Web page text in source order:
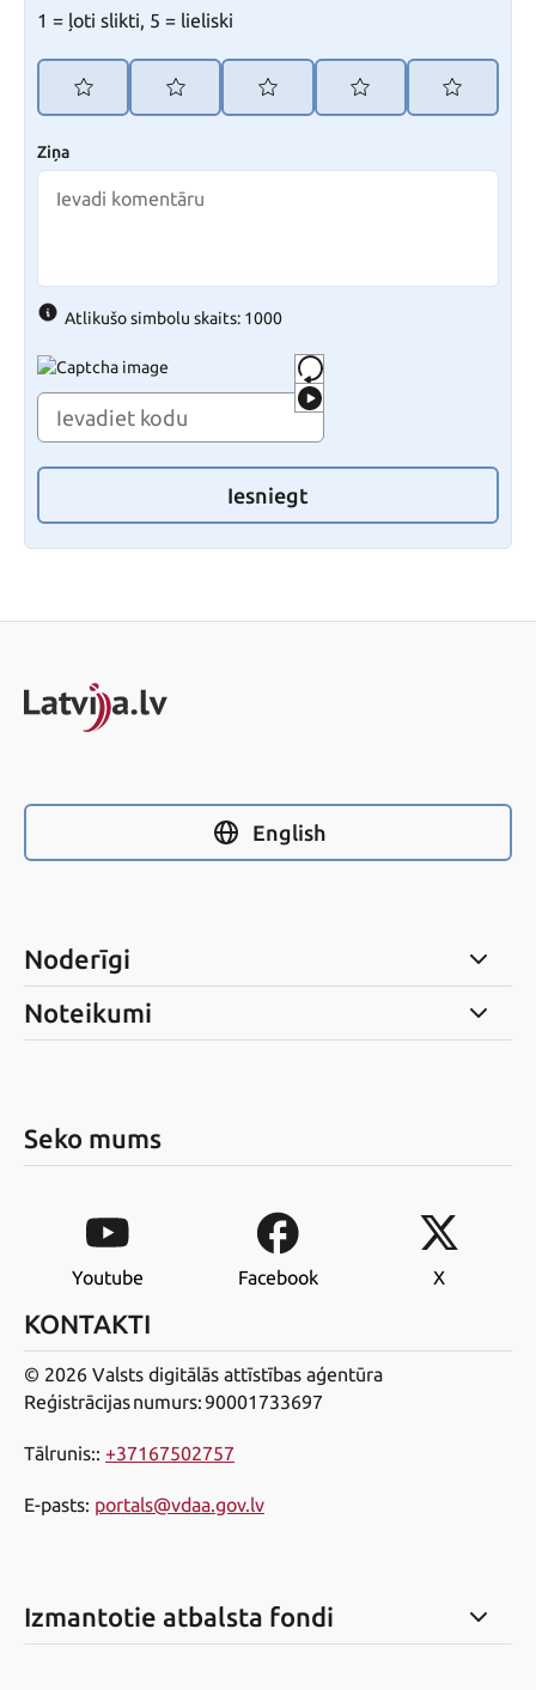
1 = ļoti slikti, 5 = lieliski
Ziņa
Atlikušo simbolu skaits: 1000
Iesniegt
English
Noderīgi
Noteikumi
Seko mums
Youtube Facebook X
KONTAKTI
© 2026 Valsts digitālās attīstības aģentūra
Reģistrācijas numurs: 90001733697
Tālrunis:: +37167502757
E-pasts: portals@vdaa.gov.lv
Izmantotie atbalsta fondi